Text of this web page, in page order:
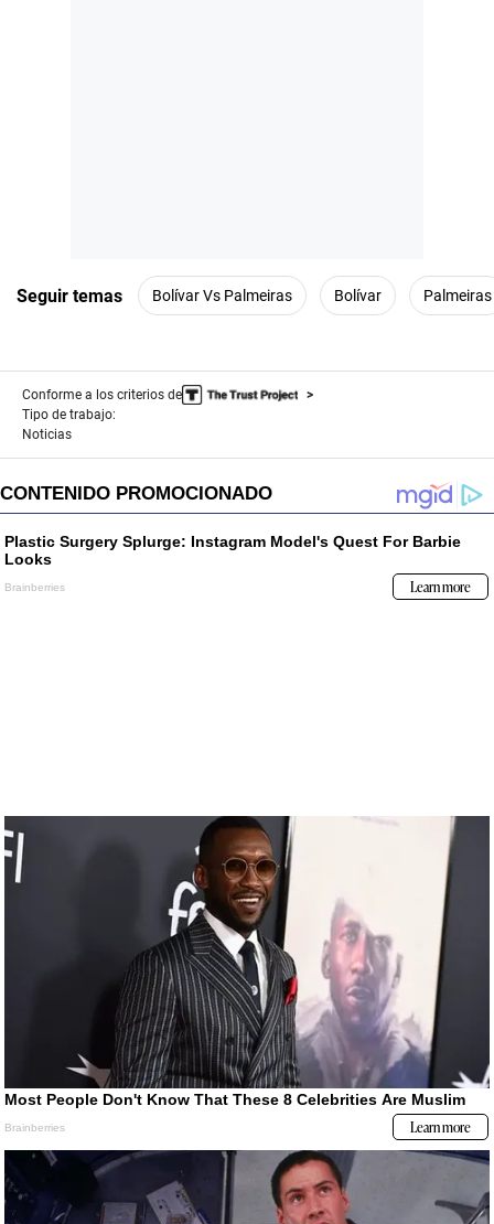
Seguir temas Bolívar Vs Palmeiras Bolívar Palmeiras
Conforme a los criterios de
Tipo de trabajo:
Noticias